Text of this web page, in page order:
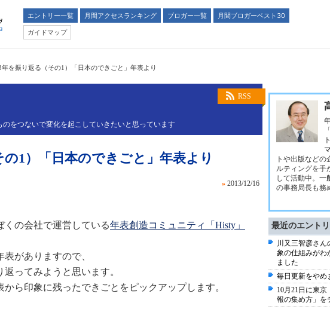
エントリー一覧 月間アクセスランキング ブロガー一覧
月間ブロガーベスト30
ガイドマップ
年を振り返る（その1）「日本のできごと」年表より
RSS
をつないで変化を起こしていきたいと思っています
の1）「日本のできごと」年表より
» 2013/12/16
くの会社で運営している年表創造コミュニティ「Histy」
がありますので、
ってみようと思います。
ら印象に残ったできごとをピックアップします。
「
トや出版など
ルティングを手
して活動中。 一
の事務局長も務
最近のエント
川又三智彦さ
象の仕組みがわ
ました
毎日更新をやめ
10月21日に東
報の集め方」を